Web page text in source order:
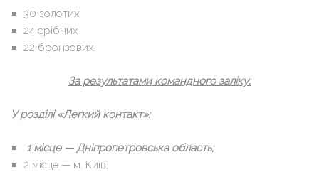
30 золотих
24 срібних
22 бронзових.
За результатами командного заліку:
У розділі «Легкий контакт»:
1 місце — Дніпропетровська область;
2 місце — м. Київ;